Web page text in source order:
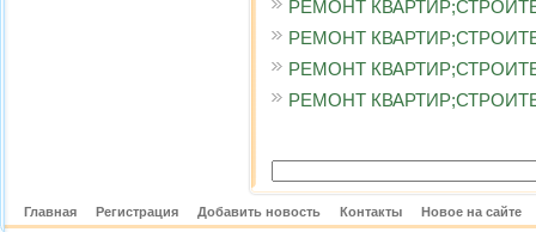
РЕМОНТ
РЕМОНТ
РЕМОНТ
РЕМОНТ
Главная Регистрация Добавить новость Контакты Новое на сайте